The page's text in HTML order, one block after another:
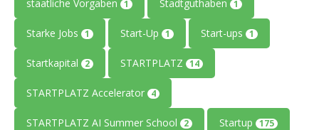
staatliche Vorgaben 1 Stadtguthaben 1
Starke Jobs 1 Start-Up 1 Start-ups 1
Startkapital 2 STARTPLATZ 14
STARTPLATZ Accelerator 4
STARTPLATZ AI Summer School 2 Startup 175